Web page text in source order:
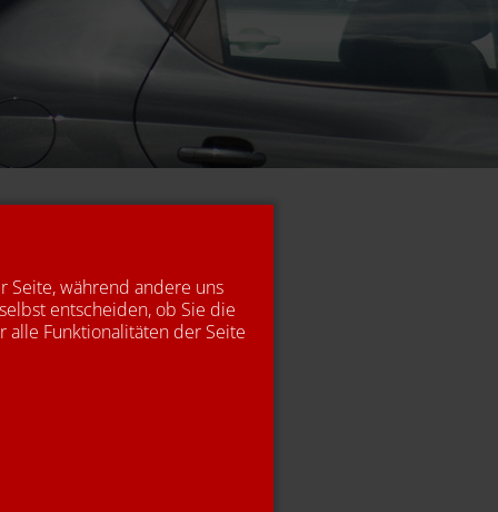
Seite, während andere uns
entscheiden, ob Sie die
alle Funktionalitäten der Seite